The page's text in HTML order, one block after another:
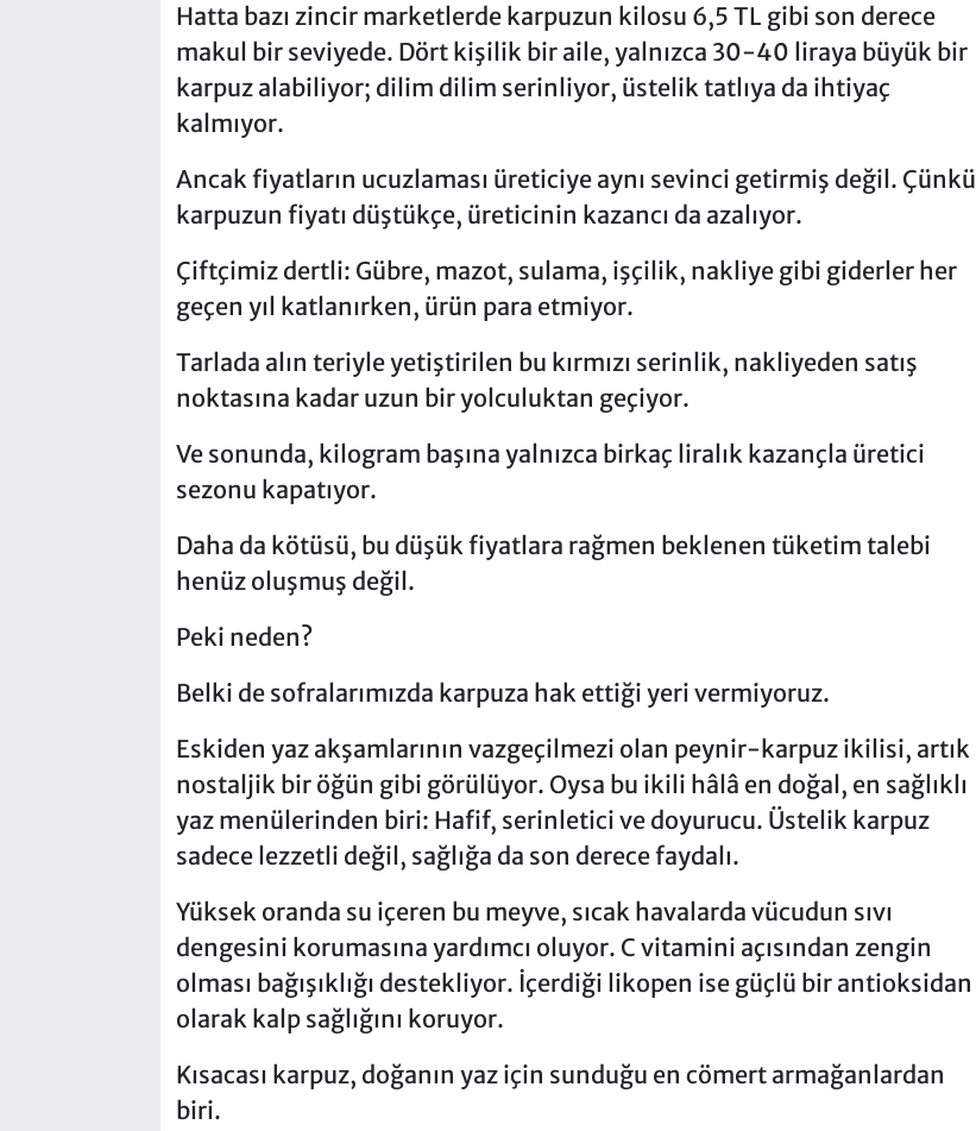
Hatta bazı zincir marketlerde karpuzun kilosu 6,5 TL gibi son derece
makul bir seviyede. Dört kişilik bir aile, yalnızca 30-40 liraya büyük bir
karpuz alabiliyor; dilim dilim serinliyor, üstelik tatlıya da ihtiyaç
kalmıyor.
Ancak fiyatların ucuzlaması üreticiye aynı sevinci getirmiş değil. Çünkü
karpuzun fiyatı düştükçe, üreticinin kazancı da azalıyor.
Çiftçimiz dertli: Gübre, mazot, sulama, işçilik, nakliye gibi giderler her
geçen yıl katlanırken, ürün para etmiyor.
Tarlada alın teriyle yetiştirilen bu kırmızı serinlik, nakliyeden satış
noktasına kadar uzun bir yolculuktan geçiyor.
Ve sonunda, kilogram başına yalnızca birkaç liralık kazançla üretici
sezonu kapatıyor.
Daha da kötüsü, bu düşük fiyatlara rağmen beklenen tüketim talebi
henüz oluşmuş değil.
Peki neden?
Belki de sofralarımızda karpuza hak ettiği yeri vermiyoruz.
Eskiden yaz akşamlarının vazgeçilmezi olan peynir-karpuz ikilisi, artık
nostaljik bir öğün gibi görülüyor. Oysa bu ikili hâlâ en doğal, en sağlıklı
yaz menülerinden biri: Hafif, serinletici ve doyurucu. Üstelik karpuz
sadece lezzetli değil, sağlığa da son derece faydalı.
Yüksek oranda su içeren bu meyve, sıcak havalarda vücudun sıvı
dengesini korumasına yardımcı oluyor. C vitamini açısından zengin
olması bağışıklığı destekliyor. İçerdiği likopen ise güçlü bir antioksidan
olarak kalp sağlığını koruyor.
Kısacası karpuz, doğanın yaz için sunduğu en cömert armağanlardan
biri.